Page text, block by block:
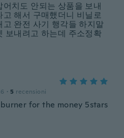
치도 안되는 상품을 보내
고 해서 구매했더니 비닐로
고 완전 사기 행각들 하지말
보내려고 하는데 주소정확
· 5 recensioni
for the money 5stars